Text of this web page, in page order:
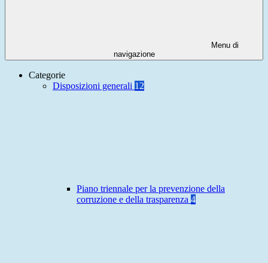
Menu di
navigazione
Categorie
Disposizioni generali 12
Piano triennale per la prevenzione della
corruzione e della trasparenza 4